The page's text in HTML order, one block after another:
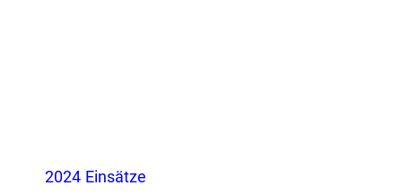
2024 Einsätze